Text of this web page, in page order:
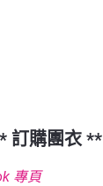
訂購團衣 **
專頁